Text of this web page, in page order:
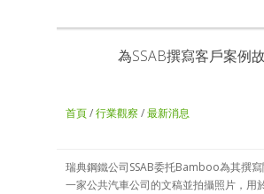
為SSAB撰寫客戶案例
首頁/行業觀察 /最新消息
瑞典鋼鐵公司SSAB委托Bamboo為其撰
一家公共汽車公司的文稿並拍攝照片，用